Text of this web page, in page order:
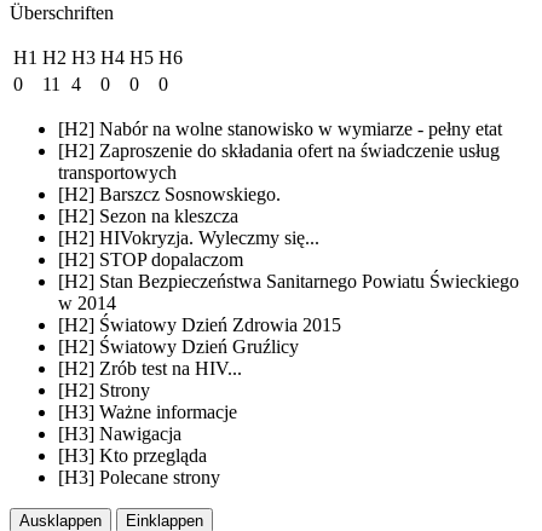
Überschriften
H1 H2 H3 H4 H5 H6
0
11 4 0 0 0
[H2] Nabór na wolne stanowisko w wymiarze - pełny etat
[H2] Zaproszenie do składania ofert na świadczenie usług
transportowych
[H2] Barszcz Sosnowskiego.
[H2] Sezon na kleszcza
[H2] HIVokryzja. Wyleczmy się...
[H2] STOP dopalaczom
[H2] Stan Bezpieczeństwa Sanitarnego Powiatu Świeckiego
w 2014
[H2] Światowy Dzień Zdrowia 2015
[H2] Światowy Dzień Gruźlicy
[H2] Zrób test na HIV...
[H2] Strony
[H3] Ważne informacje
[H3] Nawigacja
[H3] Kto przegląda
[H3] Polecane strony
Ausklappen Einklappen